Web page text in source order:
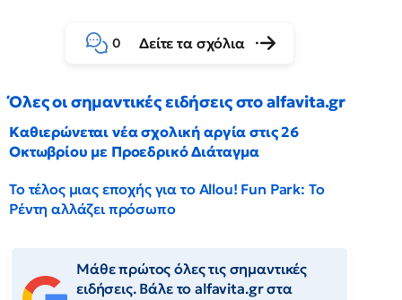
0 Δείτε τα σχόλια
Όλες οι σημαντικές ειδήσεις στο alfavita.gr
Καθιερώνεται νέα σχολική αργία στις 26
Οκτωβρίου με Προεδρικό Διάταγμα
Το τέλος μιας εποχής για το Allou! Fun Park: Το
Ρέντη αλλάζει πρόσωπο
Μάθε πρώτος όλες τις σημαντικές
ειδήσεις. Βάλε το alfavita.gr στα